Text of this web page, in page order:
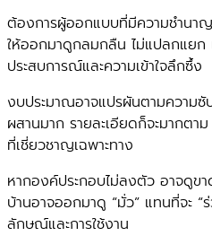
ต้องการผู้ออกแบบที่มีความชำนา
ให้ออกมาดูกลมกลืน ไม่แปลกแยก
ประสบการณ์และความเข้าใจลึกซึ้ง
งบประมาณอาจแปรผันตามความ
ผสานมาก รายละเอียดก็จะมากตา
ที่เชี่ยวชาญเฉพาะทาง
หากองค์ประกอบไม่ลงตัว อาจดูข
บ้านอาจออกมาดู “มั่ว” แทนที่จะ
ลักษณ์และการใช้งาน